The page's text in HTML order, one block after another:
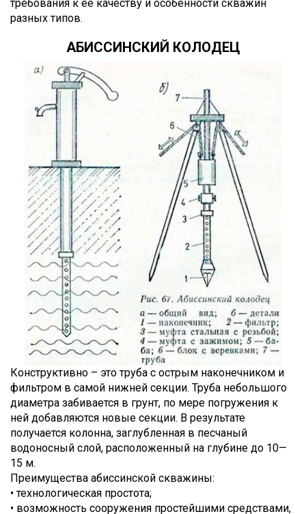
требования к ее качеству и особенности скважин
разных типов.
АБИССИНСКИЙ КОЛОДЕЦ
Конструктивно – это труба с острым наконечником и
фильтром в самой нижней секции. Труба небольшого
диаметра забивается в грунт, по мере погружения к
ней добавляются новые секции. В результате
получается колонна, заглубленная в песчаный
водоносный слой, расположенный на глубине до 10—
15 м.
Преимущества абиссинской скважины:
• технологическая простота;
• возможность сооружения простейшими средствами,